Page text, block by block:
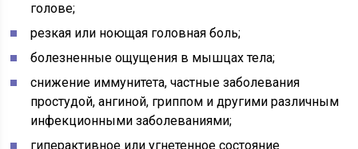
голове;
резкая или ноющая головная боль;
болезненные ощущения в мышцах тела;
снижение иммунитета, частные заболевания
простудой, ангиной, гриппом и другими различным
инфекционными заболеваниями;
гиперактивное или угнетенное состояние